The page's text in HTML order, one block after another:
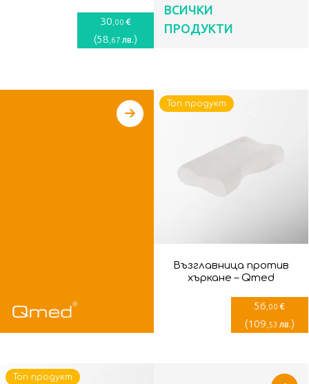
30 ,00 €
(58 ,67 лв.)
ВСИЧКИ
ПРОДУКТИ
Възглавница против
хъркане – Qmed
56 ,00 €
(109 ,53 лв.)
Топ продукт
Топ продукт